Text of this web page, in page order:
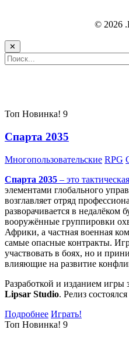
© 2026
✕
Топ Новинка! 9
Спарта 2035
Многопользовательские RPG
Спарта 2035 – это тактическая
элементами глобального
возглавляет отряд
разворачивается в недалёком
вооружённые группировки
Африки, а частная военная
самые опасные контракты.
участвовать в боях, но и
влияющие на развитие
Разработкой и изданием игры
Lipsar Studio. Релиз
Подробнее Играть!
Топ Новинка! 9